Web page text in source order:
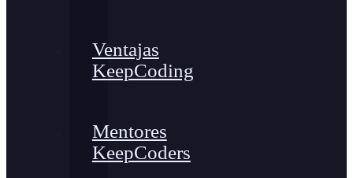
Ventajas
KeepCoding
Mentores
KeepCoders